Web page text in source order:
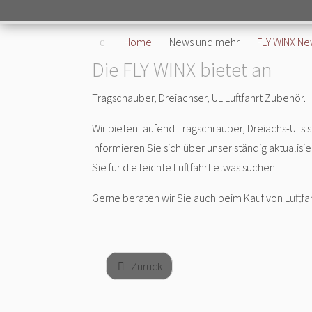
Home News und mehr FLY WINX
Die FLY WINX bietet an
Tragschauber, Dreiachser, UL Luftfahrt Zubehör.
Wir bieten laufend Tragschrauber, Dreiachs-
Informieren Sie sich über unser ständig
Sie für die leichte Luftfahrt etwas suchen.
Gerne beraten wir Sie auch beim Kauf von
Zurück